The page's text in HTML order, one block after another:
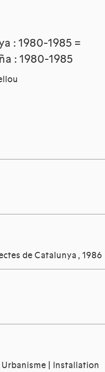
: 1980-1985 =
: 1980-1985
de Catalunya , 1986
| Installation